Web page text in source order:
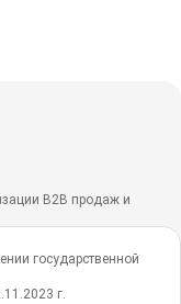
B2B продаж и
государственной
г.